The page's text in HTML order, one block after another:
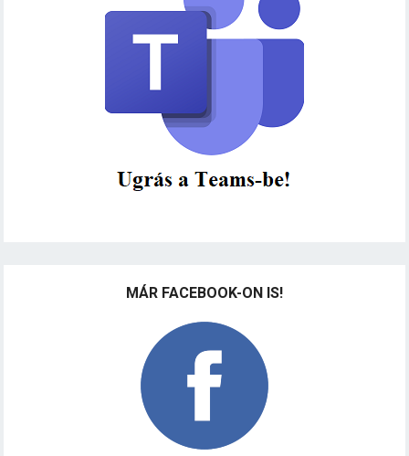
MÁR FACEBOOK-ON IS!